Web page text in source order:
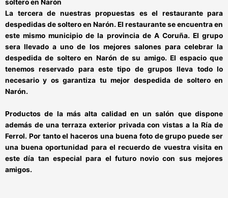
soltero en Narón
La tercera de nuestras propuestas es el restaurante para
despedidas de soltero en Narón. El restaurante se encuentra en
este mismo municipio de la provincia de A Coruña. El grupo
sera llevado a uno de los mejores salones para celebrar la
despedida de soltero en Narón de su amigo. El espacio que
tenemos reservado para este tipo de grupos lleva todo lo
necesario y os garantiza tu mejor despedida de soltero en
Narón.
Productos de la más alta calidad en unsalón que dispone
además de una terraza exterior privada con vistas a la Ría de
Ferrol. Por tanto el haceros una buena foto de grupo puede ser
una buena oportunidad para el recuerdo de vuestra visita en
este día tan especial para el futuro novio con sus mejores
amigos.